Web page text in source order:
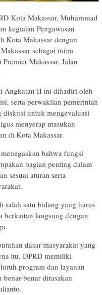
Kota Makassar, Muhammad
kegiatan Pengawasan
Kota Makassar dengan
sebagai mitra
Makassar, Jalan
Angkatan II ini dihadiri oleh
serta perwakilan pemerintah
diskusi untuk mengevaluasi
menyerap masukan
di Kota Makassar.
bahwa fungsi
bagian penting dalam
sesuai aturan serta
salah satu bidang yang harus
berkaitan langsung dengan
dasar masyarakat yang
itu, DPRD memiliki
program dan layanan
benar dirasakan